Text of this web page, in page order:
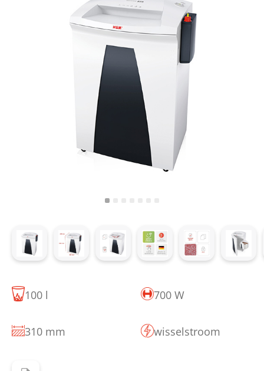
100 l 700 W
310 mm wisselstroom